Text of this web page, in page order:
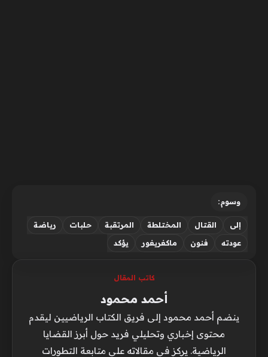
وسوم:
إلى القتال المختلطة المرتقبة حلبات
رياضة
عودته
فنون ماكغريغور يؤكد
كاتب المقال
أحمد محمود
ينضم أحمد محمود إلى فريق الكتاب الرياضيين ليقدم
محتوى إخباري وتحليلي فريد حول أبرز القضايا
الرياضية. يركز في مقالاته على متابعة التطورات